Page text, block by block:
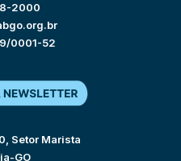
2000
0001-52
Setor Marista
GO